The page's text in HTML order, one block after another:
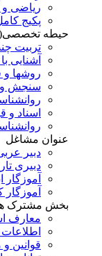
ریاضی و
پکیج
حیطه
تربیت
آشنایی
روشها و
سنجش و
اسناد و
عنوان مشاغل
دبير
دبیری
آموزگار
آموزگار
بخش مشترک
معارف
قوانین